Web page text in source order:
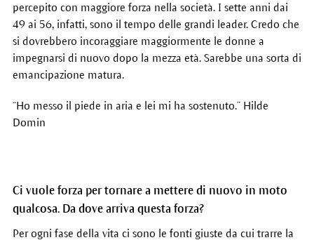
percepito con maggiore forza nella società. I sette anni dai
49 ai 56, infatti, sono il tempo delle grandi leader. Credo che
si dovrebbero incoraggiare maggiormente le donne a
impegnarsi di nuovo dopo la mezza età. Sarebbe una sorta di
emancipazione matura.
“Ho messo il piede in aria e lei mi ha sostenuto.” Hilde
Domin
Ci vuole forza per tornare a mettere di nuovo in moto
qualcosa. Da dove arriva questa forza?
Per ogni fase della vita ci sono le fonti giuste da cui trarre la